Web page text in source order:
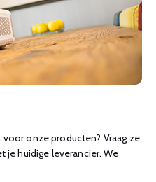
onze producten? Vraag ze
je huidige leverancier. We